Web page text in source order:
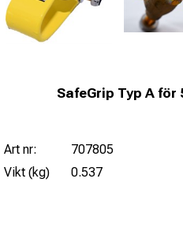
SafeGrip Typ A
Art nr:
707805
Vikt (kg)
0.537